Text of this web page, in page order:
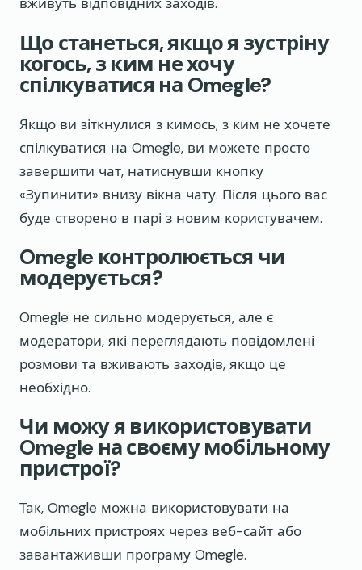
вживуть відповідних заходів.
Що станеться, якщо я зустріну
когось, з ким не хочу
спілкуватися на Omegle?
Якщо ви зіткнулися з кимось, з ким не хочете
спілкуватися на Omegle, ви можете просто
завершити чат, натиснувши кнопку
«Зупинити» внизу вікна чату. Після цього вас
буде створено в парі з новим користувачем.
Omegle контролюється чи
модерується?
Omegle не сильно модерується, але є
модератори, які переглядають повідомлені
розмови та вживають заходів, якщо це
необхідно.
Чи можу я використовувати
Omegle на своєму мобільному
пристрої?
Так, Omegle можна використовувати на
мобільних пристроях через веб-сайт або
завантаживши програму Omegle.